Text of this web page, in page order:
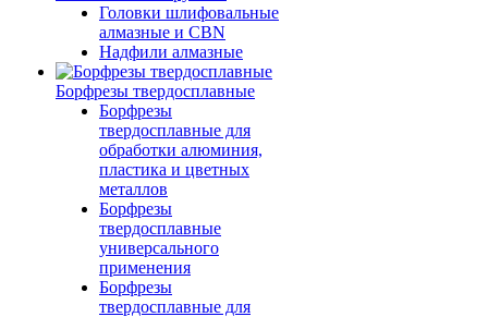
Головки шлифовальные
алмазные и CBN
Надфили алмазные
Борфрезы твердосплавные
Борфрезы
твердосплавные для
обработки алюминия,
пластика и цветных
металлов
Борфрезы
твердосплавные
универсального
применения
Борфрезы
твердосплавные для